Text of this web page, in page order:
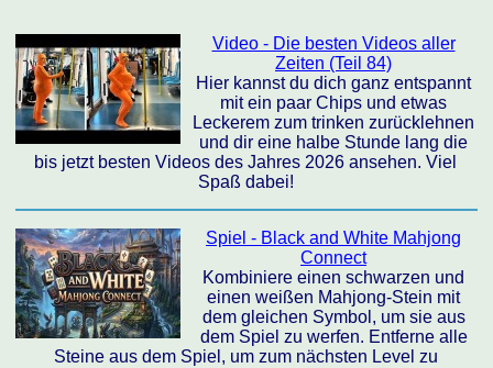
Video - Die besten Videos aller
Zeiten (Teil 84)
Hier kannst du dich ganz entspannt
mit ein paar Chips und etwas
Leckerem zum trinken zurücklehnen
und dir eine halbe Stunde lang die
bis jetzt besten Videos des Jahres 2026 ansehen. Viel
Spaß dabei!
Spiel - Black and White Mahjong
Connect
Kombiniere einen schwarzen und
einen weißen Mahjong-Stein mit
dem gleichen Symbol, um sie aus
dem Spiel zu werfen. Entferne alle
Steine aus dem Spiel, um zum nächsten Level zu